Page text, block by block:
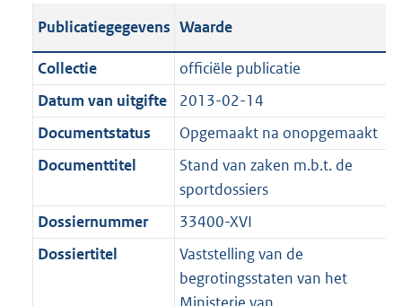
a
i
e
i
n
f
m
a
e
5
K
b
c
t
i
e
i
n
r
m
t
:
2
K
b
i
a
t
i
e
i
o
r
t
e
1
8
K
l
c
a
t
i
e
f
o
o
t
:
8
K
a
n
d
s
g
r
o
o
t
t
e
:
a
n
d
s
g
r
o
o
t
t
e
Publicatiegegevens Waarde
Collectie
officiële publicatie
Datum van uitgifte
2013-02-14
Documentstatus
Opgemaakt na onopgemaakt
Documenttitel
Stand van zaken m.b.t. de
sportdossiers
Dossiernummer
33400-XVI
Dossiertitel
Vaststelling van de
begrotingsstaten van het